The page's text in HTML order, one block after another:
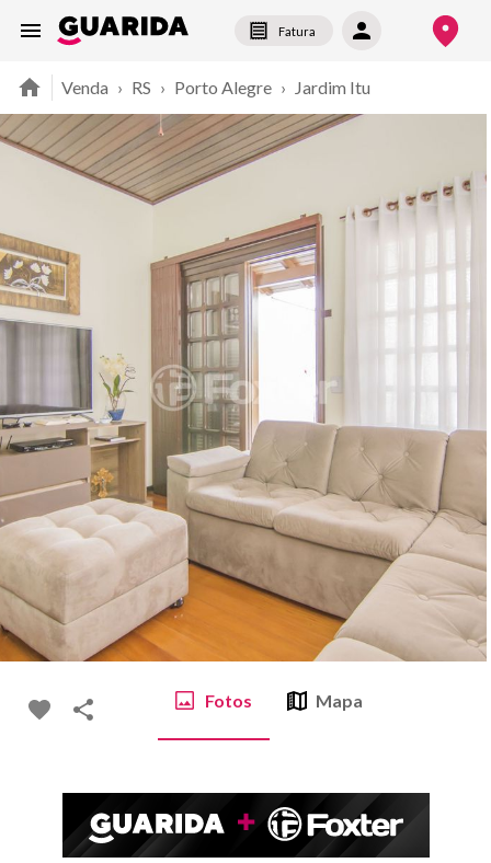
Fatura
Venda › RS › Porto Alegre › Jardim Itu
Fotos Mapa